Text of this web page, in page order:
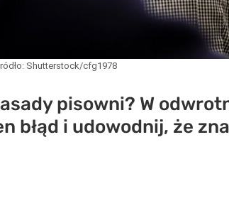
Shutterstock/cfg1978
pisowni? W
błąd i udowodnij, że